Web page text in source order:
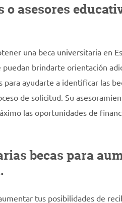
asesores
una beca universitaria en
brindarte orientación
ayudarte a identificar las
de solicitud. Su
las oportunidades de
becas para
tus posibilidades de